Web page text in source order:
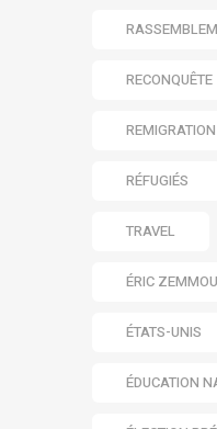
RECONQUÊTE
REMIGRATION
RÉFUGIÉS
TRAVEL
ÉRIC
ÉTATS-UNIS
ÉDUCATION